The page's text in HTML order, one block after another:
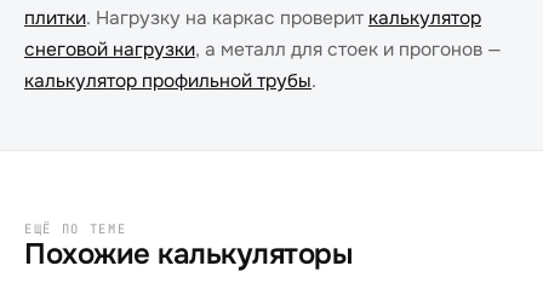
плитки. Нагрузку на каркас проверит калькулятор
снеговой нагрузки, а металл для стоек и прогонов —
калькулятор профильной трубы.
ЕЩЁ ПО ТЕМЕ
Похожие калькуляторы